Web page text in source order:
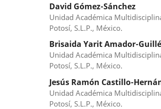
David Gómez-Sánchez
Unidad Académica
Potosí, S.L.P., México.
Brisaida Yarit Amador-
Unidad Académica
Potosí, S.L.P., México.
Jesús Ramón Castillo-
Unidad Académica
Potosí, S.L.P., México.